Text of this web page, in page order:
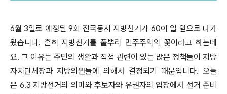
6월 3일로 예정된 9회 전국동시 지방선거가 60여 일 앞으로 다가
왔습니다. 흔히 지방선거를 풀뿌리 민주주의의 꽃이라고 하는데
요. 그 이유는 주민의 생활과 직접 관련이 있는 많은 정책들이 지방
자치단체장과 지방의원들에 의해서 결정되기 때문입니다. 오늘
은 6.3 지방선거의 의미와 후보자와 유권자의 입장에서 선거 준비